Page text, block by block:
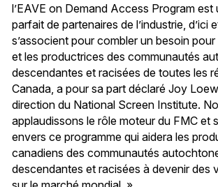
l’EAVE on Demand Access Program est
parfait de partenaires de l’industrie, d’ici
s’associent pour combler un besoin
et les productrices des communautés
descendantes et racisées de toutes les
Canada, a pour sa part déclaré Joy
direction du National Screen Institute.
applaudissons le rôle moteur du FMC et
envers ce programme qui aidera les
canadiens des communautés
descendantes et racisées à devenir des